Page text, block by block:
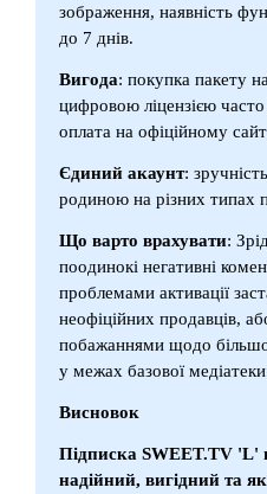
зображення, наявність
до 7 днів.
Вигода: покупка пакету
цифровою ліцензією
оплата на офіційному
Єдиний акаунт:
родиною на різних типах
Що варто врахувати:
поодинокі негативні
проблемами активації
неофіційних продавців,
побажаннями щодо
у межах базової
Висновок
Підписка SWEET.TV 'L'
надійний, вигідний та